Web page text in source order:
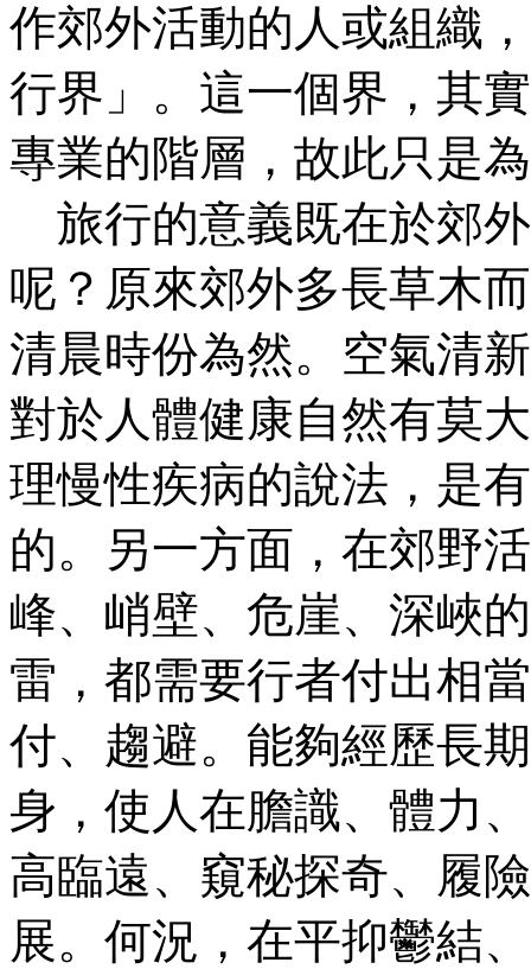
作郊外活動的人或組織
行界」。這一個界，其
專業的階層，故此只是
旅行的意義既在於郊
呢？原來郊外多長草木
清晨時份為然。空氣清
對於人體健康自然有莫
理慢性疾病的說法，是
的。另一方面，在郊野
峰、峭壁、危崖、深峽
雷，都需要行者付出相
付、趨避。能夠經歷長
身，使人在膽識、體力
高臨遠、窺秘探奇、履
展。何況，在平抑鬱結